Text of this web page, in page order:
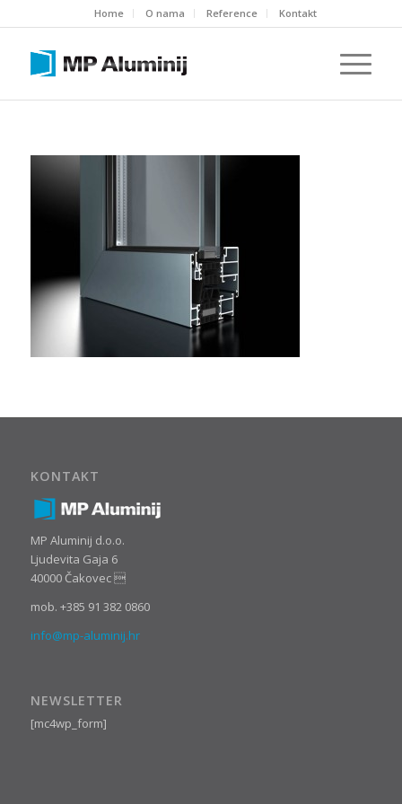
Home O nama Reference Kontakt
KONTAKT
MP Aluminij d.o.o.
Ljudevita Gaja 6
40000 Čakovec 
mob. +385 91 382 0860
info@mp-aluminij.hr
NEWSLETTER
[mc4wp_form]